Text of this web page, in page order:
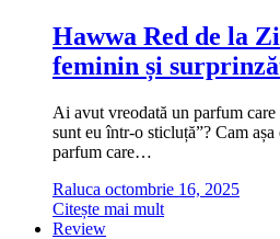
Hawwa Red de la
feminin și
Ai avut vreodată un parfum care
sunt eu într-o sticluță”? Cam
parfum care…
Raluca octombrie 16, 2025
Citește mai mult
Review